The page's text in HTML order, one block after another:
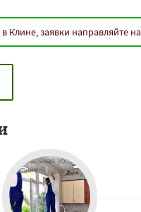
Клине, заявки направляйте на